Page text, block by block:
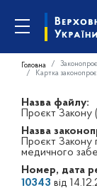
Головна
Картка
Назва файлу:
Проєкт
Назва
Проєкт Закону
медичного
Номер, дата
10343 від